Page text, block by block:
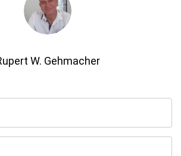
W. Gehmacher